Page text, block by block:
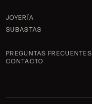
JOYERÍA
SUBASTAS
PREGUNTAS FRECUENTES
CONTACTO